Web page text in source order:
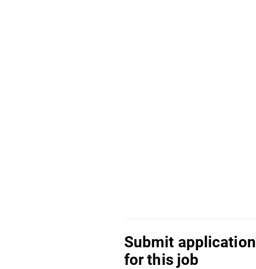
Submit application
for this job